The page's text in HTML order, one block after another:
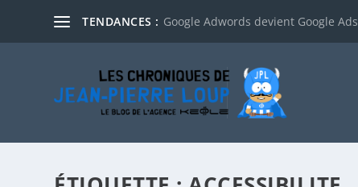
TENDANCES : Google Adwords devient Google Ads